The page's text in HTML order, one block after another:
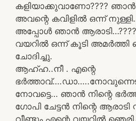
കളിയാക്കുവാണോ????
അവന്റെ കവിളിൽ ഒന്ന്
അപ്പോൾ ഞാൻ
വയറിൽ ഒന്ന് കൂടി അമർത്തി
ചോദിച്ചു.
ആഹ്ഹ..നീ . എന്റെ
നോവട്ടെ… ഞാൻ നിന്റെ
ഗോപി ചേട്ടൻ നിന്റെ
വീണ്ടും എന്റെ വയറിൽ